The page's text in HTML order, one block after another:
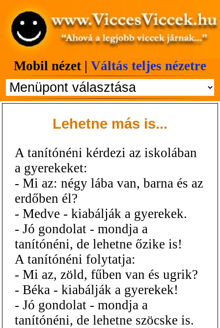
Mobil nézet | Váltás teljes nézetre
Lehetne más is...
A tanítónéni kérdezi az iskolában
a gyerekeket:
- Mi az: négy lába van, barna és az
erdőben él?
- Medve - kiabálják a gyerekek.
- Jó gondolat - mondja a
tanítónéni, de lehetne őzike is!
A tanítónéni folytatja:
- Mi az, zöld, fűben van és ugrik?
- Béka - kiabálják a gyerekek!
- Jó gondolat - mondja a
tanítónéni, de lehetne szöcske is.